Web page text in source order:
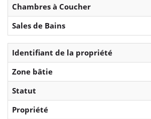
Chambres à Coucher
Sales de Bains
Identifiant de la propriété
Zone bâtie
Statut
Propriété